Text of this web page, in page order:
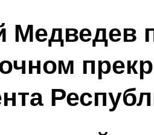
Медведев